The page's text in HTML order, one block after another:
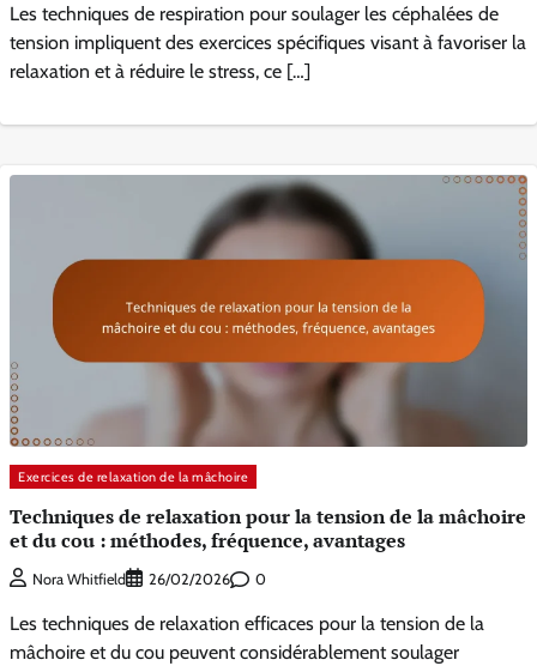
Les techniques de respiration pour soulager les céphalées de
tension impliquent des exercices spécifiques visant à favoriser la
relaxation et à réduire le stress, ce […]
Exercices de relaxation de la mâchoire
Techniques de relaxation pour la tension de la mâchoire
et du cou : méthodes, fréquence, avantages
Nora Whitfield 26/02/2026 0
Les techniques de relaxation efficaces pour la tension de la
mâchoire et du cou peuvent considérablement soulager